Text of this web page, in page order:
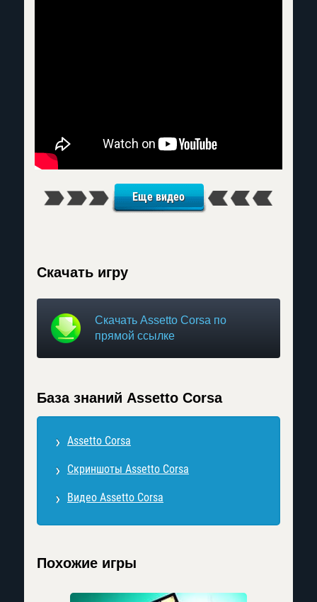
Еще видео
Скачать игру
Скачать Assetto Corsa по
прямой ссылке
База знаний Assetto Corsa
Assetto Corsa
Скриншоты Assetto Corsa
Видео Assetto Corsa
Похожие игры